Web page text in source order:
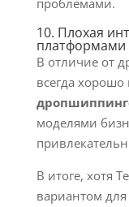
проблемами.
10. Плохая
платформами
В отличие от
всегда хорошо
моделями
В итоге, хотя
вариантом